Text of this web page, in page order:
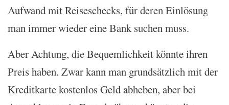
Aufwand mit Reiseschecks, für deren Einlösung
man immer wieder eine Bank suchen muss.
Aber Achtung, die Bequemlichkeit könnte ihren
Preis haben. Zwar kann man grundsätzlich mit der
Kreditkarte kostenlos Geld abheben, aber bei